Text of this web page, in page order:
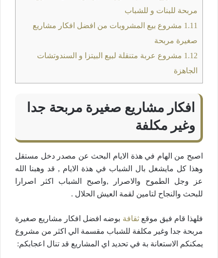
مربحة للبنات و للشباب
1.11 مشروع بيع المشروبات من افضل افكار مشاريع
صغيرة مربحة
1.12 مشروع عربة متنقلة لبيع البيتزا و السندوتشات
الجاهزة
افكار مشاريع صغيرة مربحة جدا
وغير مكلفة
اصبح من الهام في هذة الايام البحث عن مصدر دخل مستقل
وهذا كل مايشغل بال الشباب في هذة الايام , قد وهبنا الله
عز وجل الطموح والاصرار ,واصبح الشباب اكثر اصرارا
للبحث والنجاح لتامين لقمة العيش الحلال .
فلهذا قام فيق موقعثقافة بوضه افضل افكار مشاريع صغيرة
مربحة جدا وغير مكلفة للشباب مقسمة الي اكثر من مشروع
يمكنكم الاستعانة بة في تحديد اي المشاريع قد تنال اعجابكم: